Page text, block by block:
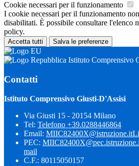
Cookie necessari per il funzionamento
I cookie necessari per il funzionamento
disabilitati. È possibile consultare l'elenco
policy.
Accetta tutti Salva le preferenze
Istituto Comprensivo
Contatti
Istituto Comprensivo Giusti-D'Assisi
Via Giusti 15 - 20154 Milano
Tel: Telefono +39.0288446864
Email: MIIC82400X@istruzione.it
PEC:
mail
C.F.: 80115050157